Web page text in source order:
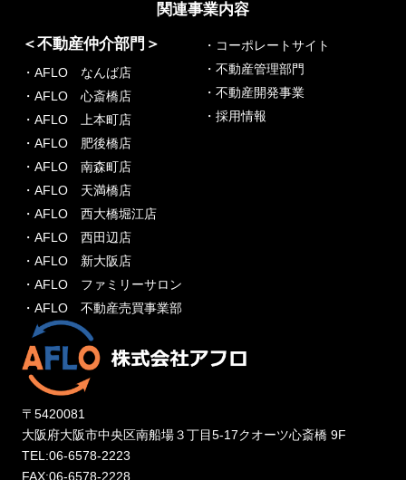
関連事業内容
＜不動産仲介部門＞
・AFLO なんば店
・AFLO 心斎橋店
・AFLO 上本町店
・AFLO 肥後橋店
・AFLO 南森町店
・AFLO 天満橋店
・AFLO 西大橋堀江店
・AFLO 西田辺店
・AFLO 新大阪店
・AFLO ファミリーサロン
・AFLO 不動産売買事業部
・コーポレートサイト
・不動産管理部門
・不動産開発事業
・採用情報
〒5420081
大阪府大阪市中央区南船場３丁目5-17クオーツ心斎橋 9F
TEL:06-6578-2223
FAX:06-6578-2228